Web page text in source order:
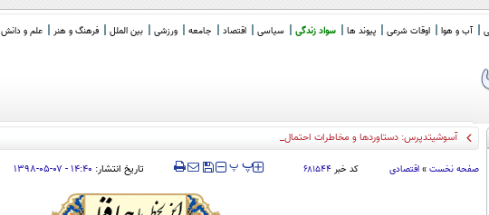
آب و هوا اوقات شرعی پیوند ها سواد زندگی سیاسی اقتصاد جامعه ورزشی بین الملل فرهنگ و هنر علم و دانش
آسوشیتدپرس: دستاوردها و مخاطرات احتمالی سازش ناپذیری ایر
صفحه نخست » اقتصادی کد خبر ۶۸۱۵۴۴ ‍‍‍ پپ تاریخ انتشار: ۱۴:۴۰ - ۰۷-۰۵-۱۳۹۸